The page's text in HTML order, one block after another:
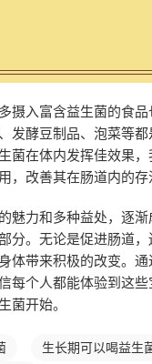
摄入富含益生菌的食
发酵豆制品、泡菜等
菌在体内发挥佳效果
，改善其在肠道内的存
魅力和多种益处，逐
分。无论是促进肠道
体带来积极的改变。
每个人都能体验到这
菌开始。
生长期可以喝益生